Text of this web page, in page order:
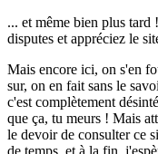
... et même bien plus
disputes et appréciez le
Mais encore ici, on s'en
sur, on en fait sans le
c'est complètement
que ça, tu meurs ! Mais
le devoir de consulter ce
de temps, et à la fin,